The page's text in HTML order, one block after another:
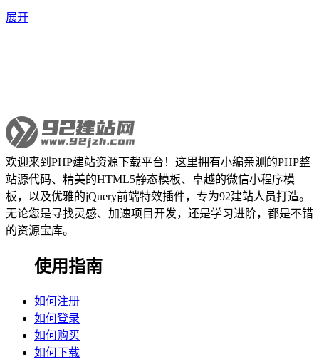
展开
欢迎来到PHP建站资源下载平台！这里拥有小编亲测的PHP整
站源代码、精美的HTML5静态模板、卓越的微信小程序模
板，以及优雅的jQuery前端特效插件，专为92建站人员打造。
无论您是寻找灵感、加速项目开发，还是学习进阶，都是不错
的资源宝库。
使用指南
如何注册
如何登录
如何购买
如何下载